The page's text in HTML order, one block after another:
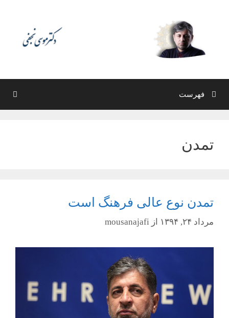
فهرست
تمدن
تمدن نوع عالی فرهنگ است
مرداد ۲۴, ۱۳۹۴ از mousanajafi